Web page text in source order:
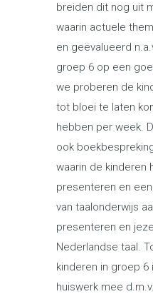
breiden dit nog uit
waarin actuele
en geëvalueerd
groep 6 op een
we proberen de
tot bloei te laten
hebben per week.
ook
waarin de kinderen
presenteren en
van taalonderwijs
presenteren en
Nederlandse taal.
kinderen in groep
huiswerk mee